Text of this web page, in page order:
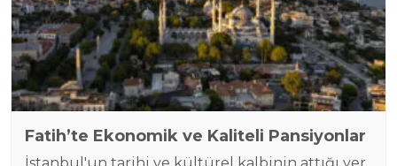
Fatih’te Ekonomik ve Kaliteli Pansiyonlar